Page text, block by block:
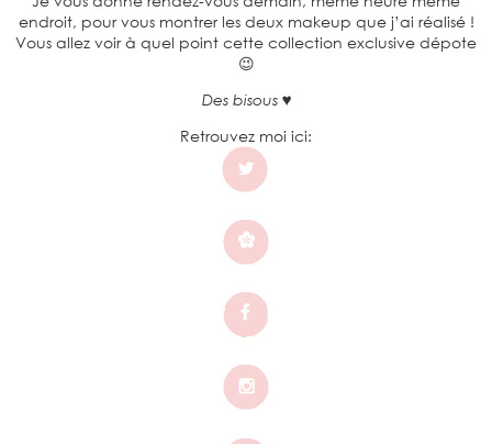
endroit, pour vous montrer les deux makeup que j’ai réalisé !
Vous allez voir à quel point cette collection exclusive dépote
😉
Des bisous ♥
Retrouvez moi ici: